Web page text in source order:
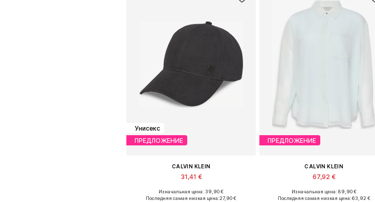
Унисекс
ПРЕДЛОЖЕНИЕ
CALVIN KLEIN
31,41 €
Доступные размеры: 55-60
Изначальная цена: 39,90 €
Последняя самая низкая цена:27,90 €
ПРЕДЛОЖЕНИЕ
CALVIN KLEIN
67,92 €
Доступные размеры: XXS, XS, S, M, L, XL
Изначальная цена: 89,90 €
Последняя самая низкая цена:63,92 €